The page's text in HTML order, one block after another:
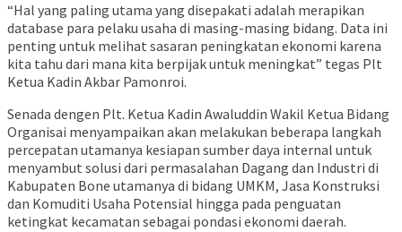
“Hal yang paling utama yang disepakati adalah merapikan
database para pelaku usaha di masing-masing bidang. Data ini
penting untuk melihat sasaran peningkatan ekonomi karena
kita tahu dari mana kita berpijak untuk meningkat” tegas Plt
Ketua Kadin Akbar Pamonroi.
Senada dengen Plt. Ketua Kadin Awaluddin Wakil Ketua Bidang
Organisai menyampaikan akan melakukan beberapa langkah
percepatan utamanya kesiapan sumber daya internal untuk
menyambut solusi dari permasalahan Dagang dan Industri di
Kabupaten Bone utamanya di bidang UMKM, Jasa Konstruksi
dan Komuditi Usaha Potensial hingga pada penguatan
ketingkat kecamatan sebagai pondasi ekonomi daerah.